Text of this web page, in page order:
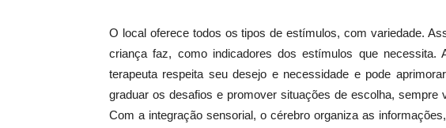
O local oferece todos os tipos de estímulos, com variedade.
criança faz, como indicadores dos estímulos que
terapeuta respeita seu desejo e necessidade e pode
graduar os desafios e promover situações de escolha, sempre
Com a integração sensorial, o cérebro organiza as